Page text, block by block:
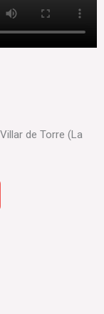
de Torre (La